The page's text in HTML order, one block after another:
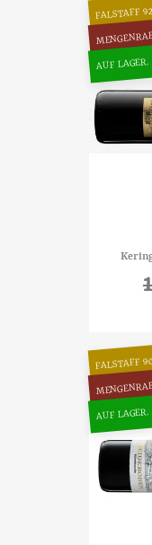
FALSTAFF
AUF
FALSTAFF
AUF